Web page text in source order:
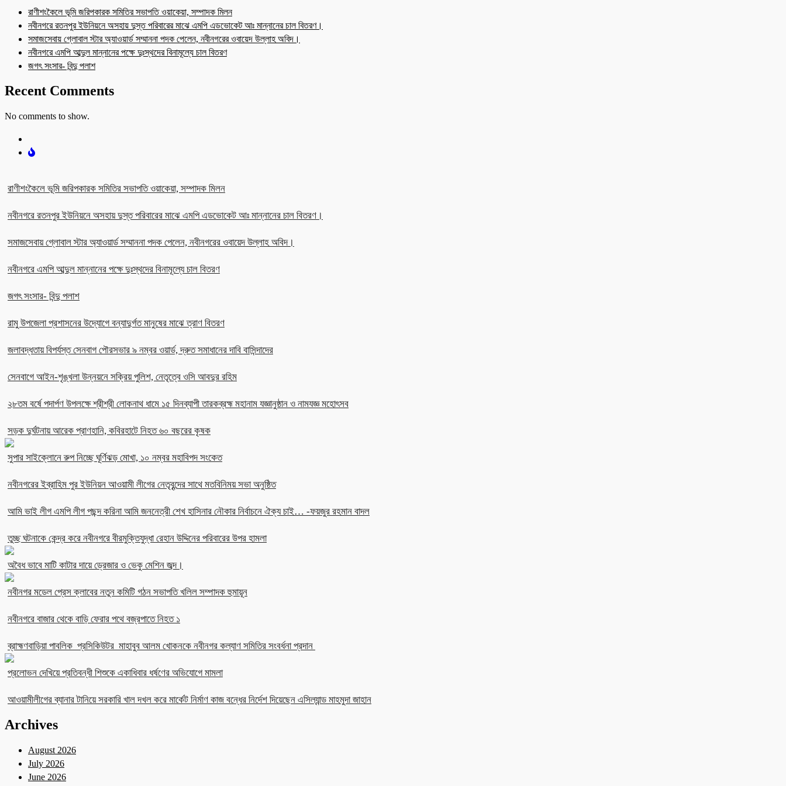
রাণীশংকৈলে ভূমি জরিপকারক সমিতির সভাপতি ওয়াকেয়া, সম্পাদক মিলন
নবীনগরে রতনপুর ইউনিয়নে অসহায় দুস্ত পরিবারের মাঝে এমপি এডভোকেট আঃ মান্নানের চাল বিতরণ।
সমাজসেবায় গ্লোবাল স্টার অ্যাওয়ার্ড সম্মাননা পদক পেলেন, নবীনগরের ওবায়েদ উল্লাহ অবিদ।
নবীনগরে এমপি আব্দুল মান্নানের পক্ষে দুঃস্থদের বিনামূল্যে চাল বিতরণ
জগৎ সংসার- বিন্দু পলাশ
Recent Comments
No comments to show.
রাণীশংকৈলে ভূমি জরিপকারক সমিতির সভাপতি ওয়াকেয়া, সম্পাদক মিলন
নবীনগরে রতনপুর ইউনিয়নে অসহায় দুস্ত পরিবারের মাঝে এমপি এডভোকেট আঃ মান্নানের চাল বিতরণ।
সমাজসেবায় গ্লোবাল স্টার অ্যাওয়ার্ড সম্মাননা পদক পেলেন, নবীনগরের ওবায়েদ উল্লাহ অবিদ।
নবীনগরে এমপি আব্দুল মান্নানের পক্ষে দুঃস্থদের বিনামূল্যে চাল বিতরণ
জগৎ সংসার- বিন্দু পলাশ
রামু উপজেলা প্রশাসনের উদ্যোগে বন্যাদুর্গত মানুষের মাঝে ত্রাণ বিতরণ
জলাবদ্ধতায় বিপর্যস্ত সেনবাগ পৌরসভার ৯ নম্বর ওয়ার্ড, দ্রুত সমাধানের দাবি বাসিন্দাদের
সেনবাগে আইন-শৃঙ্খলা উন্নয়নে সক্রিয় পুলিশ, নেতৃত্বে ওসি আবদুর রহিম
২৮তম বর্ষে পদার্পণ উপলক্ষে শ্রীশ্রী লোকনাথ ধামে ১৫ দিনব্যাপী তারকব্রহ্ম মহানাম যজ্ঞানুষ্ঠান ও নামযজ্ঞ মহোৎসব
সড়ক দুর্ঘটনায় আরেক প্রাণহানি, কবিরহাটে নিহত ৬০ বছরের কৃষক
সুপার সাইক্লোনে রুপ নিচ্ছে ঘূর্ণিঝড় মোখা, ১০ নম্বর মহাবিপদ সংকেত
নবীনগরের ইব্রাহিম পুর ইউনিয়ন আওয়ামী লীগের নেতৃবৃন্দের সাথে মতবিনিময় সভা অনুষ্ঠিত
আমি ভাই লীগ এমপি লীগ পছন্দ করিনা আমি জননেত্রী শেখ হাসিনার নৌকার নির্বাচনে ঐক্য চাই… -ফয়জুর রহমান বাদল
তুচ্ছ ঘটনাকে কেন্দ্র করে নবীনগরে বীরমুক্তিযুদ্ধা রেহান উদ্দিনের পরিবারের উপর হামলা
অবৈধ ভাবে মাটি কাটার দায়ে ড্রেজার ও ভেকু মেশিন জব্দ।
নবীনগর মডেল প্রেস ক্লাবের নতুন কমিটি গঠন সভাপতি খলিল সম্পাদক হুমায়ূন
নবীনগরে বাজার থেকে বাড়ি ফেরার পথে বজ্রপাতে নিহত ১
ব্রাহ্মণবাড়িয়া পাবলিক প্রসিকিউটর মাহাবুব আলম খোকনকে নবীনগর কল্যাণ সমিতির সংবর্ধনা প্রদান
প্রলোভন দেখিয়ে প্রতিবন্ধী শিশুকে একাধিবার ধর্ষণের অভিযোগে মামলা
আওয়ামীলীগের ব্যানার টানিয়ে সরকারি খাল দখল করে মার্কেট নির্মাণ কাজ বন্ধের নির্দেশ দিয়েছেন এসিল্যান্ড মাহমুদা জাহান
Archives
August 2026
July 2026
June 2026